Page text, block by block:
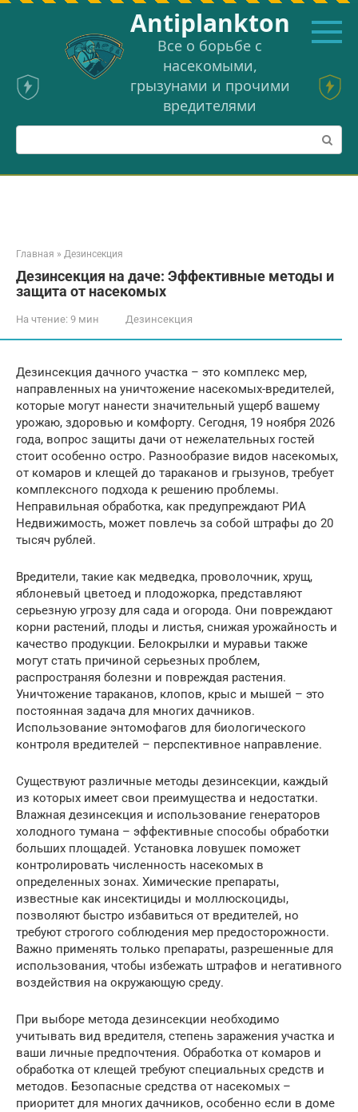
Перейти
Аntiplankton
Все о борьбе с
насекомыми,
грызунами и прочими
вредителями
Поиск:
Главная » Дезинсекция
Дезинсекция на даче: Эффективные методы и
защита от насекомых
На чтение: 9 мин Дезинсекция
Дезинсекция дачного участка – это комплекс мер,
направленных на уничтожение насекомых-вредителей,
которые могут нанести значительный ущерб вашему
урожаю, здоровью и комфорту. Сегодня, 19 ноября 2026
года, вопрос защиты дачи от нежелательных гостей
стоит особенно остро. Разнообразие видов насекомых,
от комаров и клещей до тараканов и грызунов, требует
комплексного подхода к решению проблемы.
Неправильная обработка, как предупреждают РИА
Недвижимость, может повлечь за собой штрафы до 20
тысяч рублей.
Вредители, такие как медведка, проволочник, хрущ,
яблоневый цветоед и плодожорка, представляют
серьезную угрозу для сада и огорода. Они повреждают
корни растений, плоды и листья, снижая урожайность и
качество продукции. Белокрылки и муравьи также
могут стать причиной серьезных проблем,
распространяя болезни и повреждая растения.
Уничтожение тараканов, клопов, крыс и мышей – это
постоянная задача для многих дачников.
Использование энтомофагов для биологического
контроля вредителей – перспективное направление.
Существуют различные методы дезинсекции, каждый
из которых имеет свои преимущества и недостатки.
Влажная дезинсекция и использование генераторов
холодного тумана – эффективные способы обработки
больших площадей. Установка ловушек поможет
контролировать численность насекомых в
определенных зонах. Химические препараты,
известные как инсектициды и моллюскоциды,
позволяют быстро избавиться от вредителей, но
требуют строгого соблюдения мер предосторожности.
Важно применять только препараты, разрешенные для
использования, чтобы избежать штрафов и негативного
воздействия на окружающую среду.
При выборе метода дезинсекции необходимо
учитывать вид вредителя, степень заражения участка и
ваши личные предпочтения. Обработка от комаров и
обработка от клещей требуют специальных средств и
методов. Безопасные средства от насекомых –
приоритет для многих дачников, особенно если в доме